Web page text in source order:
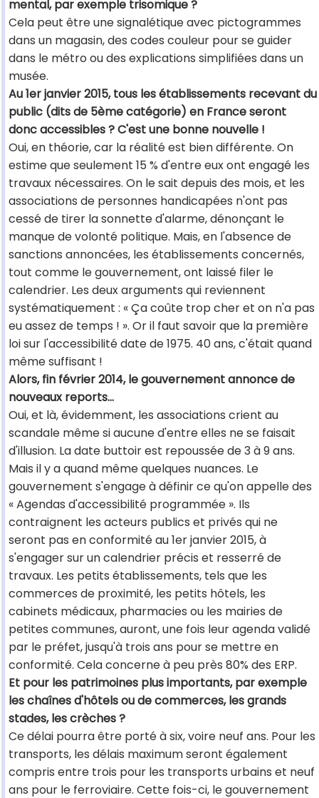
mental, par exemple trisomique ?
Cela peut être une signalétique avec pictogrammes
dans un magasin, des codes couleur pour se guider
dans le métro ou des explications simplifiées dans un
musée.
Au 1er janvier 2015, tous les établissements recevant du
public (dits de 5ème catégorie) en France seront
donc accessibles ? C'est une bonne nouvelle !
Oui, en théorie, car la réalité est bien différente. On
estime que seulement 15 % d'entre eux ont engagé les
travaux nécessaires. On le sait depuis des mois, et les
associations de personnes handicapées n'ont pas
cessé de tirer la sonnette d'alarme, dénonçant le
manque de volonté politique. Mais, en l'absence de
sanctions annoncées, les établissements concernés,
tout comme le gouvernement, ont laissé filer le
calendrier. Les deux arguments qui reviennent
systématiquement : « Ça coûte trop cher et on n'a pas
eu assez de temps ! ». Or il faut savoir que la première
loi sur l'accessibilité date de 1975. 40 ans, c'était quand
même suffisant !
Alors, fin février 2014, le gouvernement annonce de
nouveaux reports...
Oui, et là, évidemment, les associations crient au
scandale même si aucune d'entre elles ne se faisait
d'illusion. La date buttoir est repoussée de 3 à 9 ans.
Mais il y a quand même quelques nuances. Le
gouvernement s'engage à définir ce qu'on appelle des
« Agendas d'accessibilité programmée ». Ils
contraignent les acteurs publics et privés qui ne
seront pas en conformité au 1er janvier 2015, à
s'engager sur un calendrier précis et resserré de
travaux. Les petits établissements, tels que les
commerces de proximité, les petits hôtels, les
cabinets médicaux, pharmacies ou les mairies de
petites communes, auront, une fois leur agenda validé
par le préfet, jusqu'à trois ans pour se mettre en
conformité. Cela concerne à peu près 80% des ERP.
Et pour les patrimoines plus importants, par exemple
les chaînes d'hôtels ou de commerces, les grands
stades, les crèches ?
Ce délai pourra être porté à six, voire neuf ans. Pour les
transports, les délais maximum seront également
compris entre trois pour les transports urbains et neuf
ans pour le ferroviaire. Cette fois-ci, le gouvernement